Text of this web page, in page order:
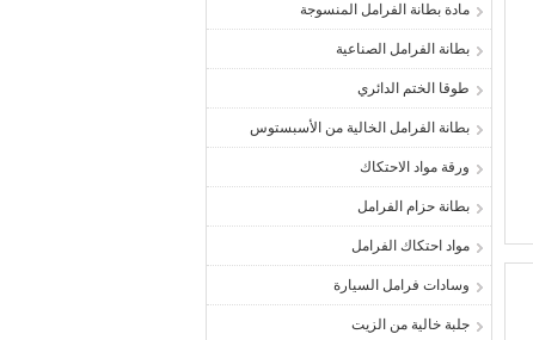
مادة بطانة الفرامل المنسوجة
بطانة الفرامل الصناعية
طوقا الختم الدائري
بطانة الفرامل الخالية من الأسبستوس
ورقة مواد الاحتكاك
بطانة حزام الفرامل
مواد احتكاك الفرامل
وسادات فرامل السيارة
جلبة خالية من الزيت